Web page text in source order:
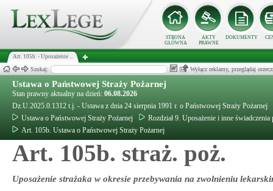
STRONA
GŁÓWNA
AKTY
PRAWNE
DOKUMENTY
Art. 105b. - Uposażenie ...
Szukaj: Wyłącz reklamy, przeglądaj
Ustawa o Państwowej Straży Pożarnej
Stan prawny aktualny na dzień: 06.08.2026
Dz.U.2025.0.1312 t.j. - Ustawa z dnia 24 sierpnia 1991 r. o Państwowej Straży Pożarnej
Ustawa o Państwowej Straży Pożarnej
Rozdział 9. Uposażenie i inne świadczenia
Art. 105b. Ustawa o Państwowej Straży Pożarnej
Art. 105b. straż. poż.
Uposażenie strażaka w okresie przebywania na zwolnieniu